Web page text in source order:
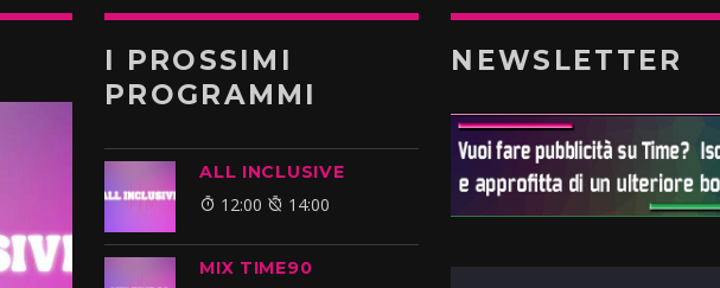
I PROSSIMI
PROGRAMMI
ALL INCLUSIVE
12:00 14:00
MIX TIME90
NEWSLETTER